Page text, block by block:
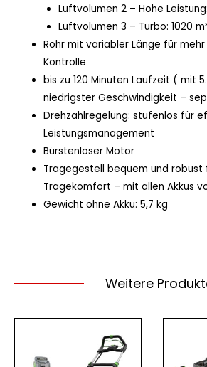
Luftvolumen 2 – Hohe
Luftvolumen 3 – Turbo: 1020
Rohr mit variabler Länge für
Kontrolle
bis zu 120 Minuten Laufzeit ( mit
niedrigster Geschwindigkeit –
Drehzahlregelung: stufenlos für
Leistungsmanagement
Bürstenloser Motor
Tragegestell bequem und robust
Tragekomfort – mit allen Akkus
Gewicht ohne Akku: 5,7 kg
Weitere